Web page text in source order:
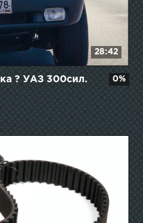
28:42
? УАЗ 300сил. 0%